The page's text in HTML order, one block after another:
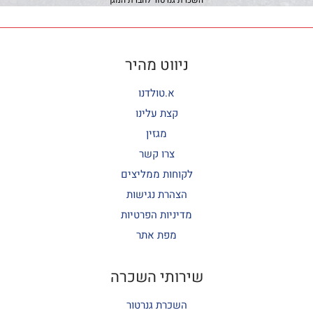
ניווט מהיר
א.טולדנו
קצת עלינו
מגזין
צרו קשר
לקוחות ממליצים
הצהרת נגישות
מדיניות הפרטיות
מפת אתר
שירותי השכרה
השכרת גנרטור